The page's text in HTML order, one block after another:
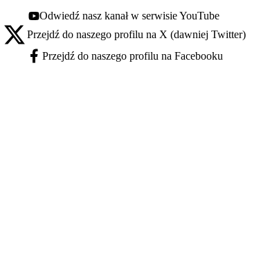
Youtube - otwiera się w nowej karcie
Odwiedź nasz kanał w serwisie YouTube
X - otwiera się w nowej karcie
Przejdź do naszego profilu na X (dawniej Twitter)
Facebook - otwiera się w nowej karcie
Przejdź do naszego profilu na Facebooku